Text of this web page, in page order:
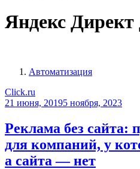
Яндекс
Автоматизация
Click.ru
21 июня, 20195 ноября, 2023
Реклама без сайта:
для компаний, у
а сайта — нет